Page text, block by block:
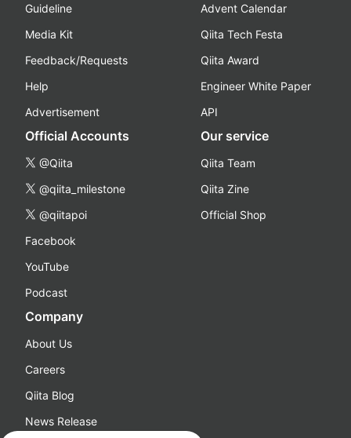
Guideline
Media Kit
Feedback/Requests
Help
Advertisement
Advent Calendar
Qiita Tech Festa
Qiita Award
Engineer White Paper
API
Official Accounts
@Qiita
@qiita_milestone
@qiitapoi
Facebook
YouTube
Podcast
Our service
Qiita Team
Qiita Zine
Official Shop
Company
About Us
Careers
Qiita Blog
News Release